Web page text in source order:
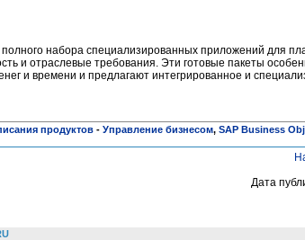
полного набора специализированных приложений для
и отраслевые требования. Эти готовые пакеты
и времени и предлагают интегрированное и
продуктов - Управление бизнесом, SAP Business
Дата